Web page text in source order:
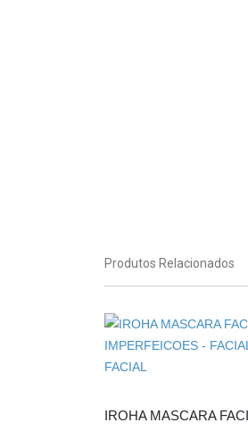
Produtos Relacionados